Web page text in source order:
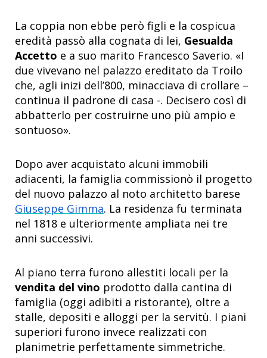
La coppia non ebbe però figli e la cospicua
eredità passò alla cognata di lei, Gesualda
Accetto e a suo marito Francesco Saverio. «I
due vivevano nel palazzo ereditato da Troilo
che, agli inizi dell’800, minacciava di crollare –
continua il padrone di casa -. Decisero così di
abbatterlo per costruirne uno più ampio e
sontuoso».
Dopo aver acquistato alcuni immobili
adiacenti, la famiglia commissionò il progetto
del nuovo palazzo al noto architetto barese
Giuseppe Gimma. La residenza fu terminata
nel 1818 e ulteriormente ampliata nei tre
anni successivi.
Al piano terra furono allestiti locali per la
vendita del vino prodotto dalla cantina di
famiglia (oggi adibiti a ristorante), oltre a
stalle, depositi e alloggi per la servitù. I piani
superiori furono invece realizzati con
planimetrie perfettamente simmetriche.